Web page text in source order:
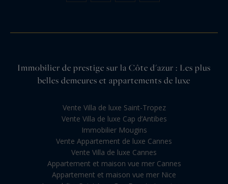
Immobilier de prestige sur la Côte d'azur : Les plus
belles demeures et appartements de luxe
Vente Villa de luxe Saint-Tropez
Vente Villa de luxe Cap d’Antibes
Immobilier Mougins
Vente Appartement de luxe Cannes
Vente Villa de luxe Cannes
Appartement et maison vue mer Cannes
Appartement et maison vue mer Nice